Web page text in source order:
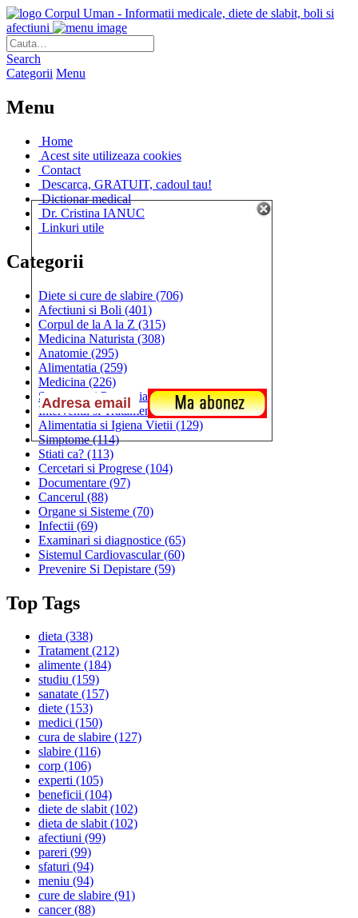
Corpul Uman - Informatii medicale, diete de slabit, boli si
afectiuni
Search
Categorii Menu
Menu
Home
Acest site utilizeaza cookies
Contact
Descarca, GRATUIT, cadoul tau!
Dictionar medical
Dr. Cristina IANUC
Linkuri utile
Categorii
Diete si cure de slabire (706)
Afectiuni si Boli (401)
Corpul de la A la Z (315)
Medicina Naturista (308)
Anatomie (295)
Alimentatia (259)
Medicina (226)
Sanatatea si Preventia(170)
Interventii si Tratamente(167)
Alimentatia si Igiena Vietii (129)
Simptome(114)
Stiati ca? (113)
Cercetari si Progrese (104)
Documentare (97)
Cancerul (88)
Organe si Sisteme (70)
Infectii (69)
Examinari si diagnostice (65)
Sistemul Cardiovascular(60)
Prevenire Si Depistare (59)
Top Tags
dieta (338)
Tratament(212)
alimente (184)
studiu (159)
sanatate (157)
diete (153)
medici (150)
cura de slabire (127)
slabire (116)
corp (106)
experti (105)
beneficii (104)
diete de slabit(102)
dieta de slabit(102)
afectiuni (99)
pareri (99)
sfaturi (94)
meniu (94)
cure de slabire (91)
cancer(88)